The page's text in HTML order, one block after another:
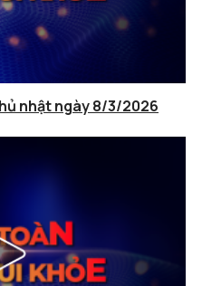
nhật ngày 8/3/2026